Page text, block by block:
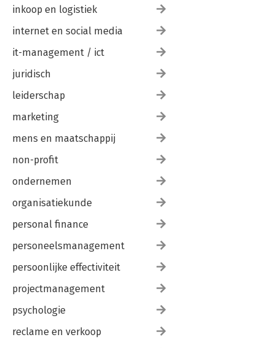
inkoop en logistiek
internet en social media
it-management / ict
juridisch
leiderschap
marketing
mens en maatschappij
non-profit
ondernemen
organisatiekunde
personal finance
personeelsmanagement
persoonlijke effectiviteit
projectmanagement
psychologie
reclame en verkoop